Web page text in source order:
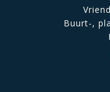
Buurt-,